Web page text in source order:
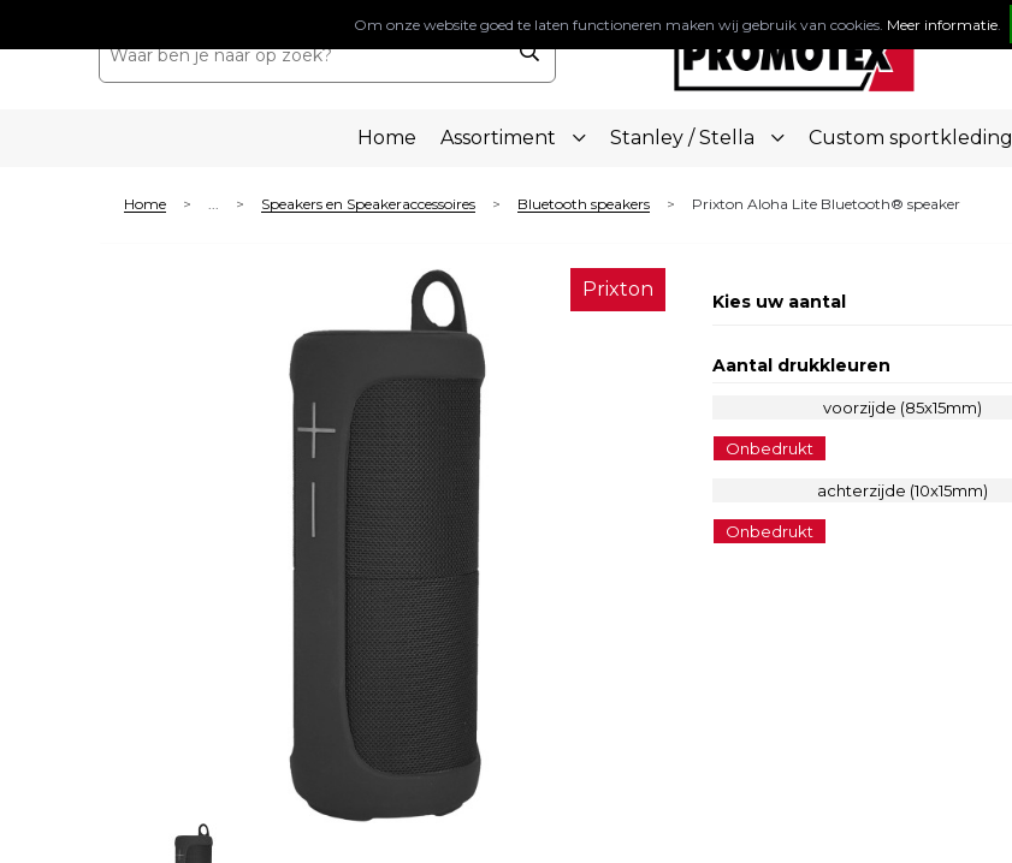
Home Assortiment Stanley / Stella Custom sportkleding
Home > ... > Speakers en Speakeraccessoires > Bluetooth speakers > Prixton Aloha Lite Bluetooth® speaker
Prixton
Kies uw aantal
Aantal drukkleuren
voorzijde (85x15mm)
Onbedrukt
achterzijde (10x15mm)
Onbedrukt
Om onze website goed te laten functioneren maken wij gebruik van cookies. Meer informatie.